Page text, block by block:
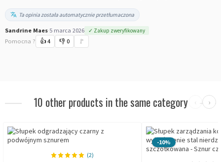
Ta opinia została automatycznie przetłumaczona
Sandrine Maes·5 marca 2026 ✓ Zakup zweryfikowany
Pomocna ? 👍4 👎 0 🚩
10 other products in the same category ‹ ›
(2)
-10%